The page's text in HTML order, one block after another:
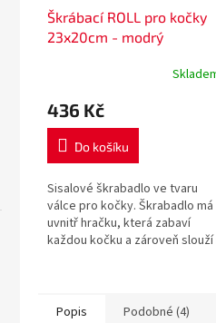
Škrábací ROLL pro kočky
23x20cm - modrý
436 Kč
Do košíku
Sisalové škrabadlo ve tvaru
válce pro kočky. Škrabadlo má
uvnitř hračku, která zabaví
každou kočku a zároveň slouží
Popis Podobné (4)